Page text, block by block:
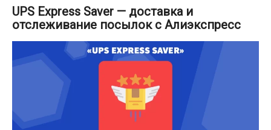
UPS Express Saver — доставка и
отслеживание посылок с Алиэкспресс